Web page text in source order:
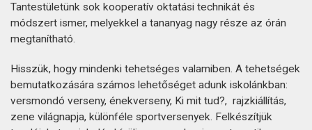
Tantestületünk sok kooperatív oktatási technikát és
módszert ismer, melyekkel a tananyag nagy része az órán
megtanítható.
Hisszük, hogy mindenki tehetséges valamiben. A tehetségek
bemutatkozására számos lehetőséget adunk iskolánkban:
versmondó verseny, énekverseny, Ki mit tud?, rajzkiállítás,
zene világnapja, különféle sportversenyek. Felkészítjük